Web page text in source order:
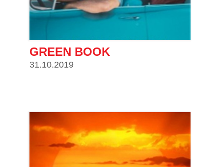
GREEN BOOK
31.10.2019